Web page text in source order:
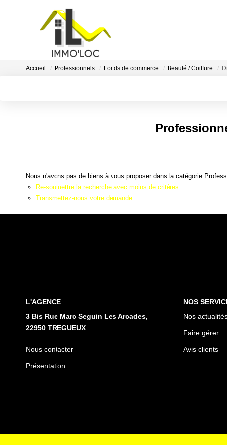
Accueil Professionnels Fonds de commerce Beauté / Coiffure
Nous n'avons pas de biens à vous proposer dans la catégorie
Re-soumettre la recherche avec moins de critères.
Transmettez-nous votre demande
L'AGENCE
3 Bis Rue Marc Seguin Les Arcades,
22950 TREGUEUX
Nous contacter
Présentation
NOS
Nos actualités
Faire gérer
Avis clients